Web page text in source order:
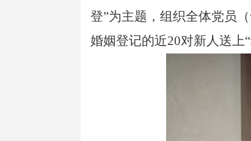
登”为主题，组织全体党员
婚姻登记的近20对新人送上